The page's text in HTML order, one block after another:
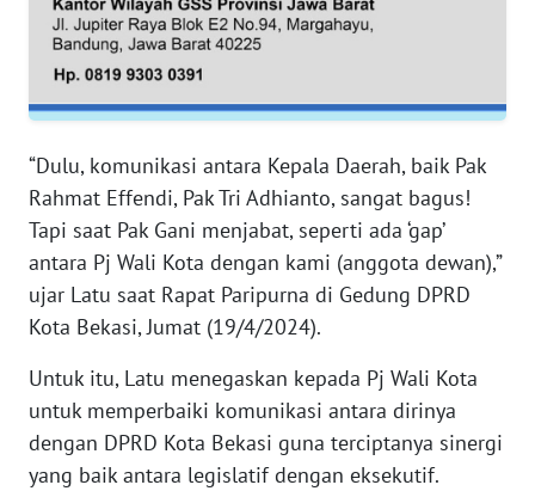
“Dulu, komunikasi antara Kepala Daerah, baik Pak
Rahmat Effendi, Pak Tri Adhianto, sangat bagus!
Tapi saat Pak Gani menjabat, seperti ada ‘gap’
antara Pj Wali Kota dengan kami (anggota dewan),”
ujar Latu saat Rapat Paripurna di Gedung DPRD
Kota Bekasi, Jumat (19/4/2024).
Untuk itu, Latu menegaskan kepada Pj Wali Kota
untuk memperbaiki komunikasi antara dirinya
dengan DPRD Kota Bekasi guna terciptanya sinergi
yang baik antara legislatif dengan eksekutif.
PAPUA
WN
PAPUA
BARAT
WN
WN
SERAMBI
WN
JAMBI
WN
SULTRA